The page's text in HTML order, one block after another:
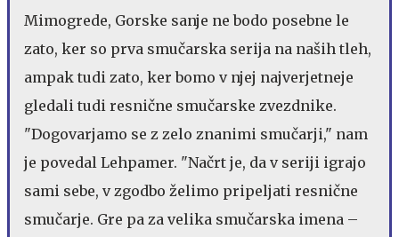
Mimogrede, Gorske sanje ne bodo posebne le
zato, ker so prva smučarska serija na naših tleh,
ampak tudi zato, ker bomo v njej najverjetneje
gledali tudi resnične smučarske zvezdnike.
"Dogovarjamo se z zelo znanimi smučarji," nam
je povedal Lehpamer. "Načrt je, da v seriji igrajo
sami sebe, v zgodbo želimo pripeljati resnične
smučarje. Gre pa za velika smučarska imena –